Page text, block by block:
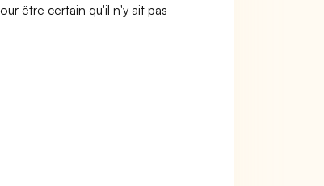
être certain qu'il n'y ait pas